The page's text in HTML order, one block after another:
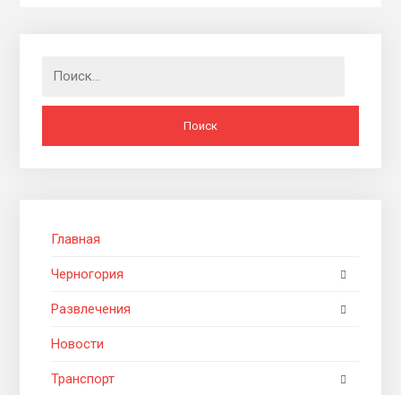
Главная
Черногория
Развлечения
Новости
Транспорт